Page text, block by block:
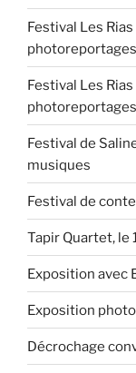
Festival Les
photoreportages
Festival Les
photoreportages
Festival de
musiques
Festival de
Tapir Quartet, le
Exposition avec
Exposition photo
Décrochage